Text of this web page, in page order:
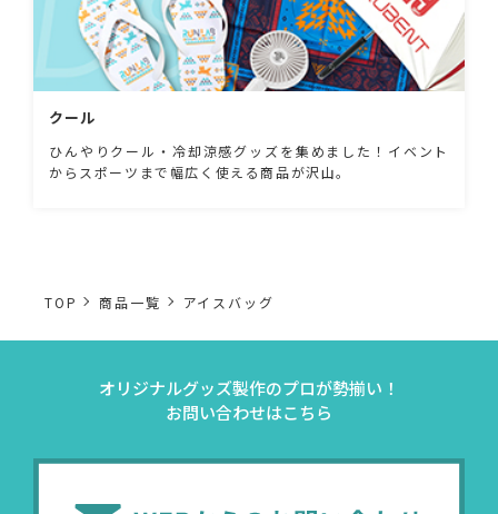
クール
ひんやりクール・冷却涼感グッズを集めました！イベント
からスポーツまで幅広く使える商品が沢山。
TOP 商品一覧 アイスバッグ
オリジナルグッズ製作のプロが勢揃い！
お問い合わせはこちら